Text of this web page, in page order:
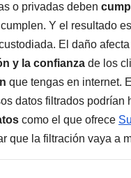
o privadas deben
Y el resultado
El daño
y la confianza de los
que tengas en internet.
datos filtrados
como el que ofrece
que la filtración vaya a